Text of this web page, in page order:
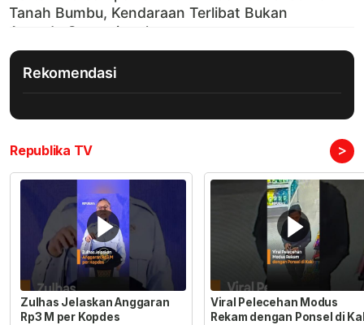
Rekomendasi
Republika TV >
Zulhas Jelaskan Anggaran
Rp3 M per Kopdes
Viral Pelecehan Modus
Rekam dengan Ponsel di